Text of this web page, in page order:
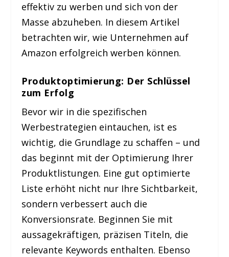
effektiv zu werben und sich von der
Masse abzuheben. In diesem Artikel
betrachten wir, wie Unternehmen auf
Amazon erfolgreich werben können.
Produktoptimierung: Der Schlüssel
zum Erfolg
Bevor wir in die spezifischen
Werbestrategien eintauchen, ist es
wichtig, die Grundlage zu schaffen – und
das beginnt mit der Optimierung Ihrer
Produktlistungen. Eine gut optimierte
Liste erhöht nicht nur Ihre Sichtbarkeit,
sondern verbessert auch die
Konversionsrate. Beginnen Sie mit
aussagekräftigen, präzisen Titeln, die
relevante Keywords enthalten. Ebenso